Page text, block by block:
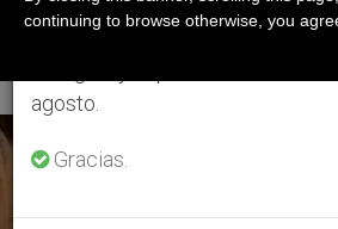
Encendidas’
ÚLTIMAS NOTICIAS
agosto.
Gracias.
continuing to browse otherwise, you